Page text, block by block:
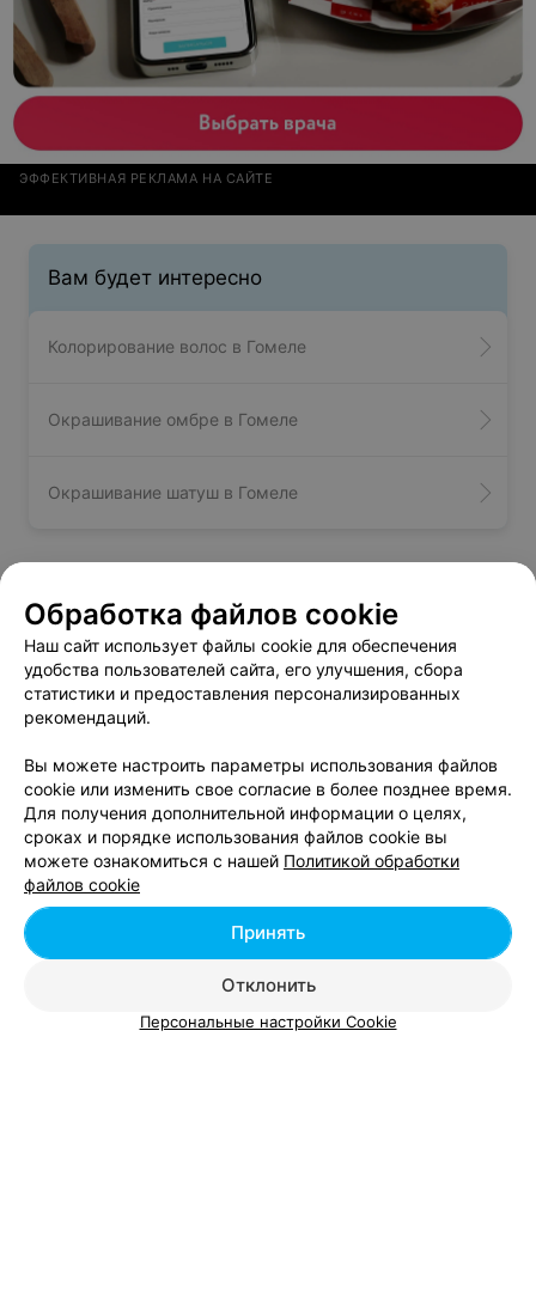
ЭФФЕКТИВНАЯ РЕКЛАМА НА САЙТЕ
Вам будет интересно
Колорирование волос в Гомеле
Окрашивание омбре в Гомеле
Окрашивание шатуш в Гомеле
Декапирование волос - цена в
Гомеле
Декапирование волос от 10 руб.
Добавить компанию
Добавить специалиста
Обработка файлов cookie
Наш сайт использует файлы cookie для обеспечения
удобства пользователей сайта, его улучшения, сбора
статистики и предоставления персонализированных
рекомендаций.
Вы можете настроить параметры использования файлов
cookie или изменить свое согласие в более позднее время.
Для получения дополнительной информации о целях,
сроках и порядке использования файлов cookie вы
можете ознакомиться с нашей Политикой обработки
файлов cookie
Отклонить
Принять
Персональные настройки Cookie